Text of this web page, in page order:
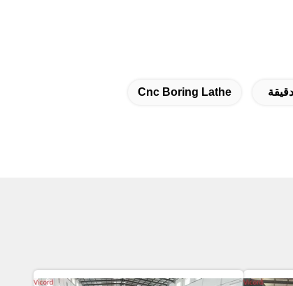
Cnc Boring Lathe